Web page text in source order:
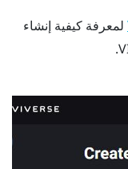
لمعرفة كيفية إنشاء
.